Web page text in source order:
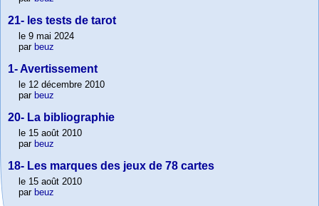
21- les tests de tarot
le 9 mai 2024
par beuz
1- Avertissement
le 12 décembre 2010
par beuz
20- La bibliographie
le 15 août 2010
par beuz
18- Les marques des jeux de 78 cartes
le 15 août 2010
par beuz